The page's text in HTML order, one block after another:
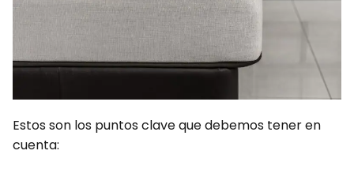
Estos son los puntos clave que debemos tener en
cuenta: